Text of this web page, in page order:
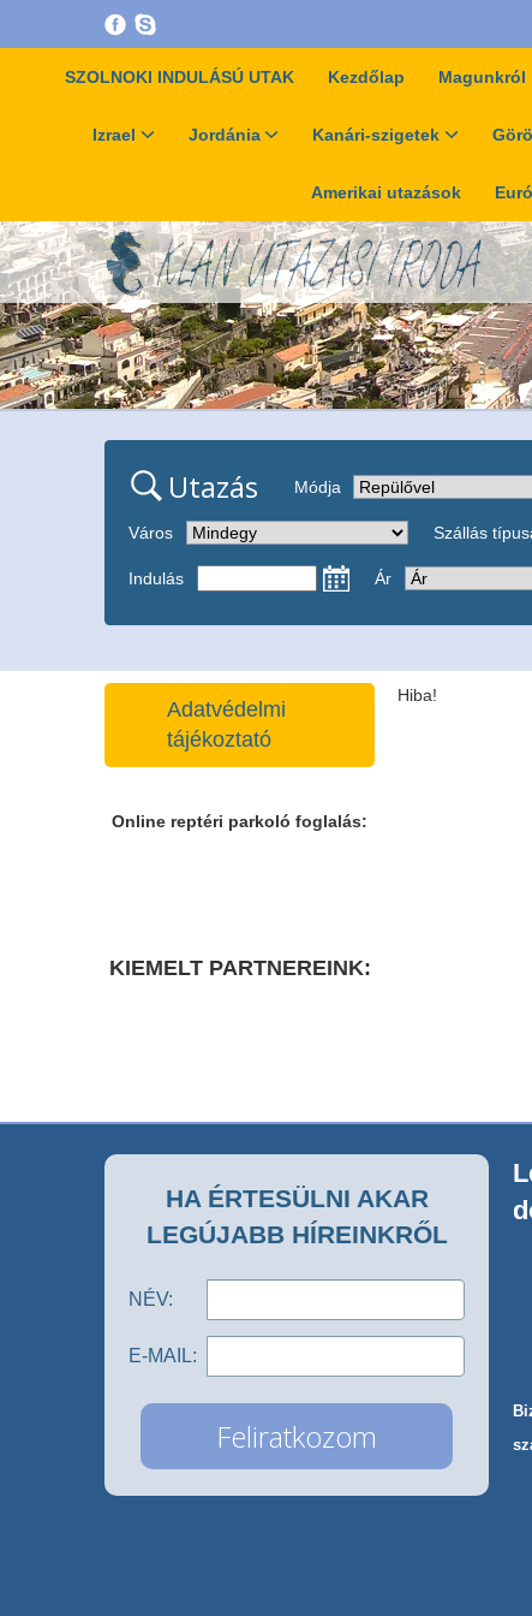
SZOLNOKI INDULÁSÚ UTAK Kezdőlap Magunkról
Izrael Jordánia Kanári-szigetek
Amerikai utazások
Utazás Módja
Város Szállás
Indulás Ár
Adatvédelmi
tájékoztató
Online reptéri parkoló foglalás:
KIEMELT PARTNEREINK:
Hiba!
HA ÉRTESÜLNI AKAR
LEGÚJABB HÍREINKRŐL
NÉV:
E-MAIL: